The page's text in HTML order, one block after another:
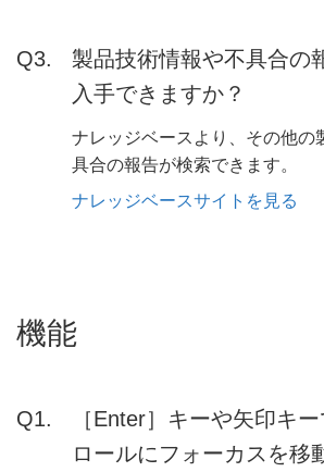
製品技術情報や不具合の
入手できますか？
ナレッジベースより、その他の
具合の報告が検索できます。
ナレッジベースサイトを見る
機能
［Enter］キーや矢印キ
ロールにフォーカスを移